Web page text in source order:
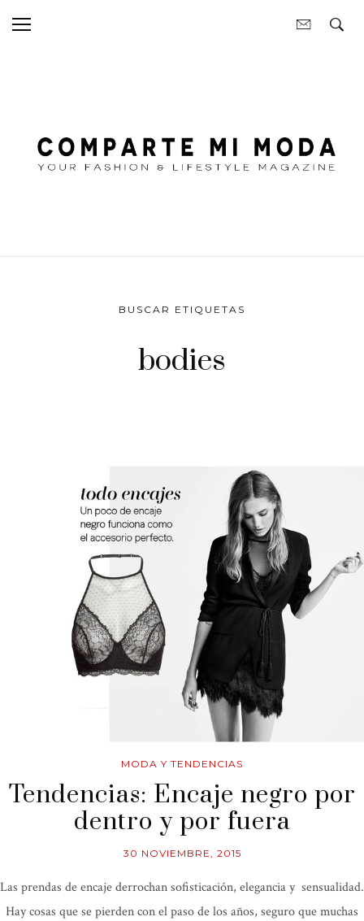
BUSCAR ETIQUETAS
bodies
MODA Y TENDENCIAS
Tendencias: Encaje negro por
dentro y por fuera
30 NOVIEMBRE, 2015
Las prendas de encaje derrochan sofisticación, elegancia y sensualidad.
Hay cosas que se pierden con el paso de los años, seguro que muchas